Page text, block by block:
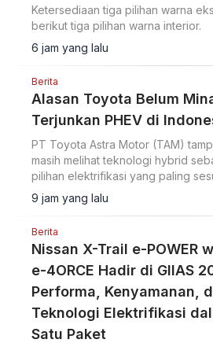
Ketersediaan tiga pilihan warna
berikut tiga pilihan warna interior.
6 jam yang lalu
Berita
Alasan Toyota Belum
Terjunkan PHEV di
PT Toyota Astra Motor (TAM)
masih melihat teknologi hybrid
pilihan elektrifikasi yang paling
untuk pasar Indonesia.
9 jam yang lalu
Berita
Nissan X-Trail e-POWER
e-4ORCE Hadir di GIIAS
Performa, Kenyamanan,
Teknologi Elektrifikasi
Satu Paket